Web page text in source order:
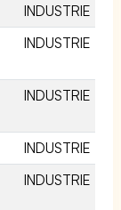
INDUSTRIE
INDUSTRIE
INDUSTRIE
INDUSTRIE
INDUSTRIE